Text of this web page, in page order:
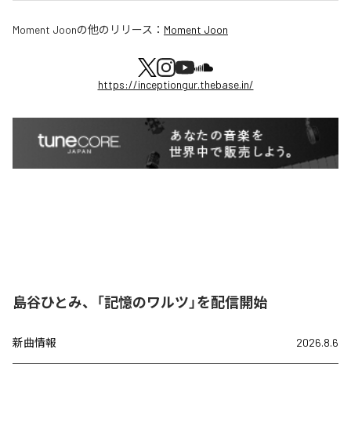
Moment Joonの他のリリース： Moment Joon
https://inceptiongur.thebase.in/
島谷ひとみ、「記憶のワルツ」を配信開始
新曲情報 2026.8.6